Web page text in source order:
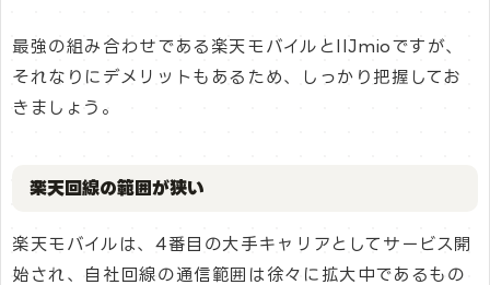
最強の組み合わせである楽天モバイルとIIJmioですが、
それなりにデメリットもあるため、しっかり把握してお
きましょう。
楽天回線の範囲が狭い
楽天モバイルは、4番目の大手キャリアとしてサービス開
始され、自社回線の通信範囲は徐々に拡大中であるもの